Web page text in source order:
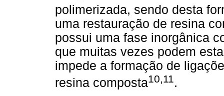
polimerizada, sendo desta
uma restauração de resina
possui uma fase inorgânica
que muitas vezes podem
impede a formação de
resina composta10,11.